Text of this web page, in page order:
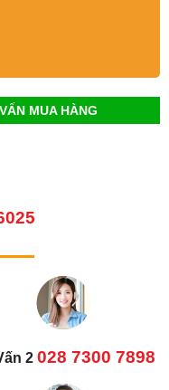
MUA HÀNG
2 028 7300 7898